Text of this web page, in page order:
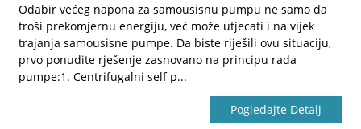
Odabir većeg napona za samousisnu pumpu ne samo da
troši prekomjernu energiju, već može utjecati i na vijek
trajanja samousisne pumpe. Da biste riješili ovu situaciju,
prvo ponudite rješenje zasnovano na principu rada
pumpe:1. Centrifugalni self p...
Pogledajte Detalj